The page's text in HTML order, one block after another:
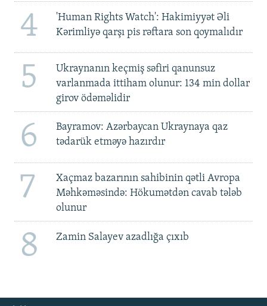
4
'Human Rights Watch': Hakimiyyət Əli
Kərimliyə qarşı pis rəftara son qoymalıdır
5
Ukraynanın keçmiş səfiri qanunsuz
varlanmada ittiham olunur: 134 min dollar
girov ödəməlidir
6
Bayramov: Azərbaycan Ukraynaya qaz
tədarük etməyə hazırdır
7
Xaçmaz bazarının sahibinin qətli Avropa
Məhkəməsində: Hökumətdən cavab tələb
olunur
8 Zamin Salayev azadlığa çıxıb